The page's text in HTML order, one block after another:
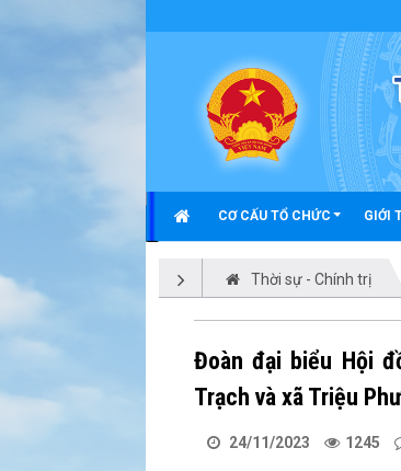
Chi tiết tin tức - Xã Triệu Phong
CƠ CẤU TỔ CHỨC GIỚI
Thời sự - Chính trị
Đoàn đại biểu Hội
Trạch và xã Triệu
24/11/2023 1245